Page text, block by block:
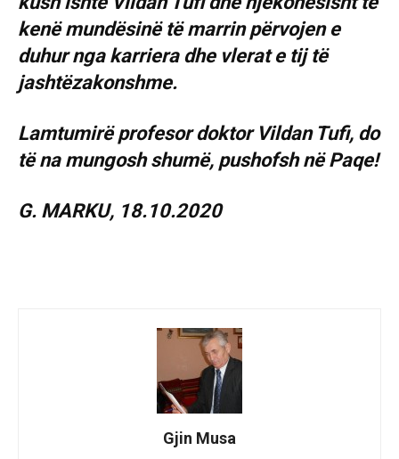
kenë mundësinë të marrin përvojen e
duhur nga karriera dhe vlerat e tij të
jashtëzakonshme.
Lamtumirë profesor doktor Vildan Tufi, do
të na mungosh shumë, pushofsh në Paqe!
G. MARKU, 18.10.2020
Gjin Musa